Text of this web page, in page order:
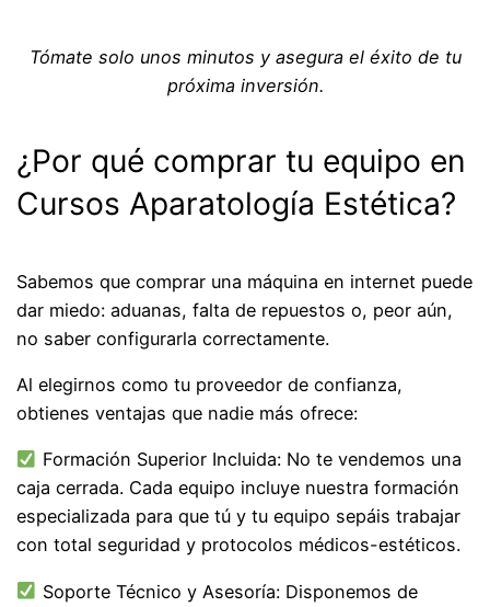
Tómate solo unos minutos y asegura el éxito de tu
próxima inversión.
¿Por qué comprar tu equipo en
Cursos Aparatología Estética?
Sabemos que comprar una máquina en internet puede
dar miedo: aduanas, falta de repuestos o, peor aún,
no saber configurarla correctamente.
Al elegirnos como tu proveedor de confianza,
obtienes ventajas que nadie más ofrece:
Formación Superior Incluida: No te vendemos una
caja cerrada. Cada equipo incluye nuestra formación
especializada para que tú y tu equipo sepáis trabajar
con total seguridad y protocolos médicos-estéticos.
Soporte Técnico y Asesoría: Disponemos de